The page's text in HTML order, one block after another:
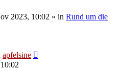
2023, 10:02 » in Rund um die
apfelsine